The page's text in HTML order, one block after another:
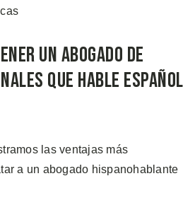
un Abogado de
que Hable Español
las ventajas más
a un abogado hispanohablante